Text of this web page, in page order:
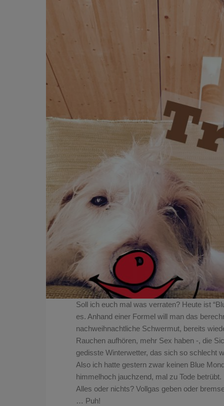
Soll ich euch mal was verraten? Heute ist
es. Anhand einer Formel will man das
nachweihnachtliche Schwermut, bereits
Rauchen aufhören, mehr Sex haben -, die
gedisste Winterwetter, das sich so schlecht
Also ich hatte gestern zwar keinen Blue
himmelhoch jauchzend, mal zu Tode
Alles oder nichts? Vollgas geben oder
… Puh!